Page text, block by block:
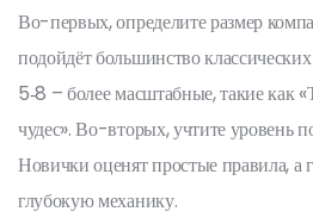
Во-первых, определите размер
подойдёт большинство
5‑8 – более масштабные, такие как
чудес». Во-вторых, учтите уровень
Новички оценят простые правила,
глубокую механику.